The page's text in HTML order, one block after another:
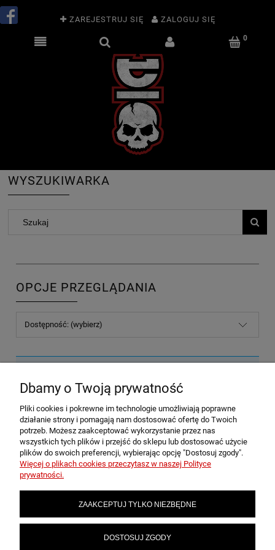
ZAREJESTRUJ SIĘ ZALOGUJ SIĘ
WYSZUKIWARKA
OPCJE PRZEGLĄDANIA
Dostępność: (wybierz)
POMOC
MOJE KONTO
INFORMACJE
Dbamy o Twoją prywatność
Pliki cookies i pokrewne im technologie umożliwiają poprawne
działanie strony i pomagają nam dostosować ofertę do Twoich
potrzeb. Możesz zaakceptować wykorzystanie przez nas
wszystkich tych plików i przejść do sklepu lub dostosować użycie
plików do swoich preferencji, wybierając opcję "Dostosuj zgody".
Więcej o plikach cookies przeczytasz w naszej Polityce
prywatności.
ZAAKCEPTUJ TYLKO NIEZBĘDNE
DOSTOSUJ ZGODY